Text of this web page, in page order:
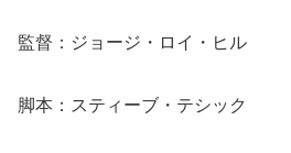
監督：ジョージ・ロイ・ヒル
脚本：スティーブ・テシック